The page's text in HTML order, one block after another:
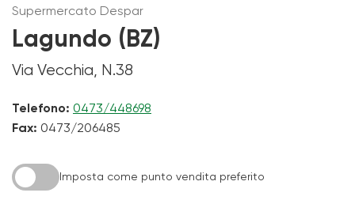
Supermercato Despar
Lagundo (BZ)
Via Vecchia, N.38
Telefono: 0473/448698
Fax: 0473/206485
Imposta come punto vendita preferito